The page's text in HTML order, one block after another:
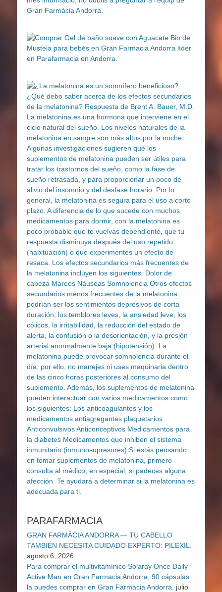
PARAFARMACIA
GRAN FARMÀCIA ANDORRA — TU CABELLO
TAMBIÉN NECESITA CUIDADO EXPERTO: PILEXIL.
agosto 6, 2026
Para comprar el multivitamínico Solaray Once Daily
Active Man en Gran Farmacia Andorra, 90 cápsulas
la puedes comprar en Gran Farmacia Andorra.
julio